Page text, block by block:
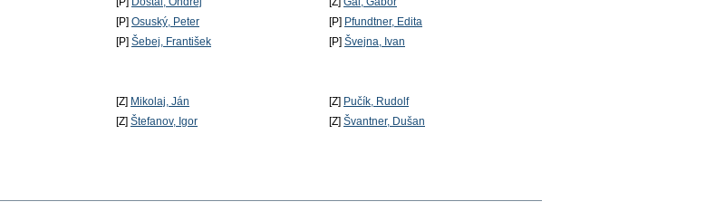
[P] Osuský, Peter [P] Pfundtner, Edita
[P] Šebej, František [P] Švejna, Ivan
[Z] Mikolaj, Ján [Z] Pučík, Rudolf
[Z] Štefanov, Igor [Z] Švantner, Dušan